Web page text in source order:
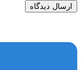
ارسال دیدگاه